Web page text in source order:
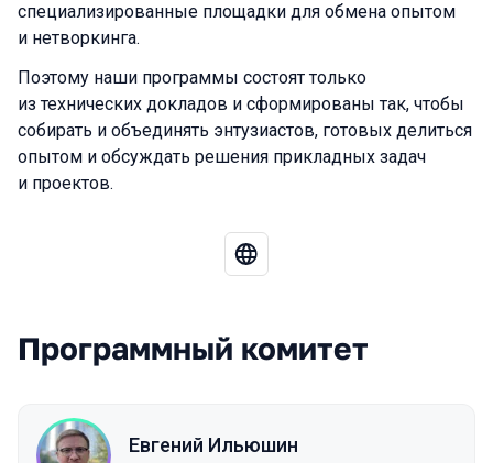
специализированные площадки для обмена опытом
и нетворкинга.
Поэтому наши программы состоят только
из технических докладов и сформированы так, чтобы
собирать и объединять энтузиастов, готовых делиться
опытом и обсуждать решения прикладных задач
и проектов.
Программный комитет
Евгений Ильюшин